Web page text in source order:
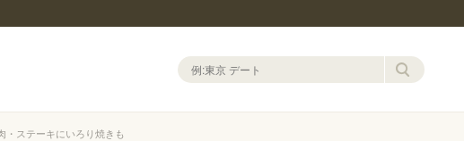
・ステーキにいろり焼きも